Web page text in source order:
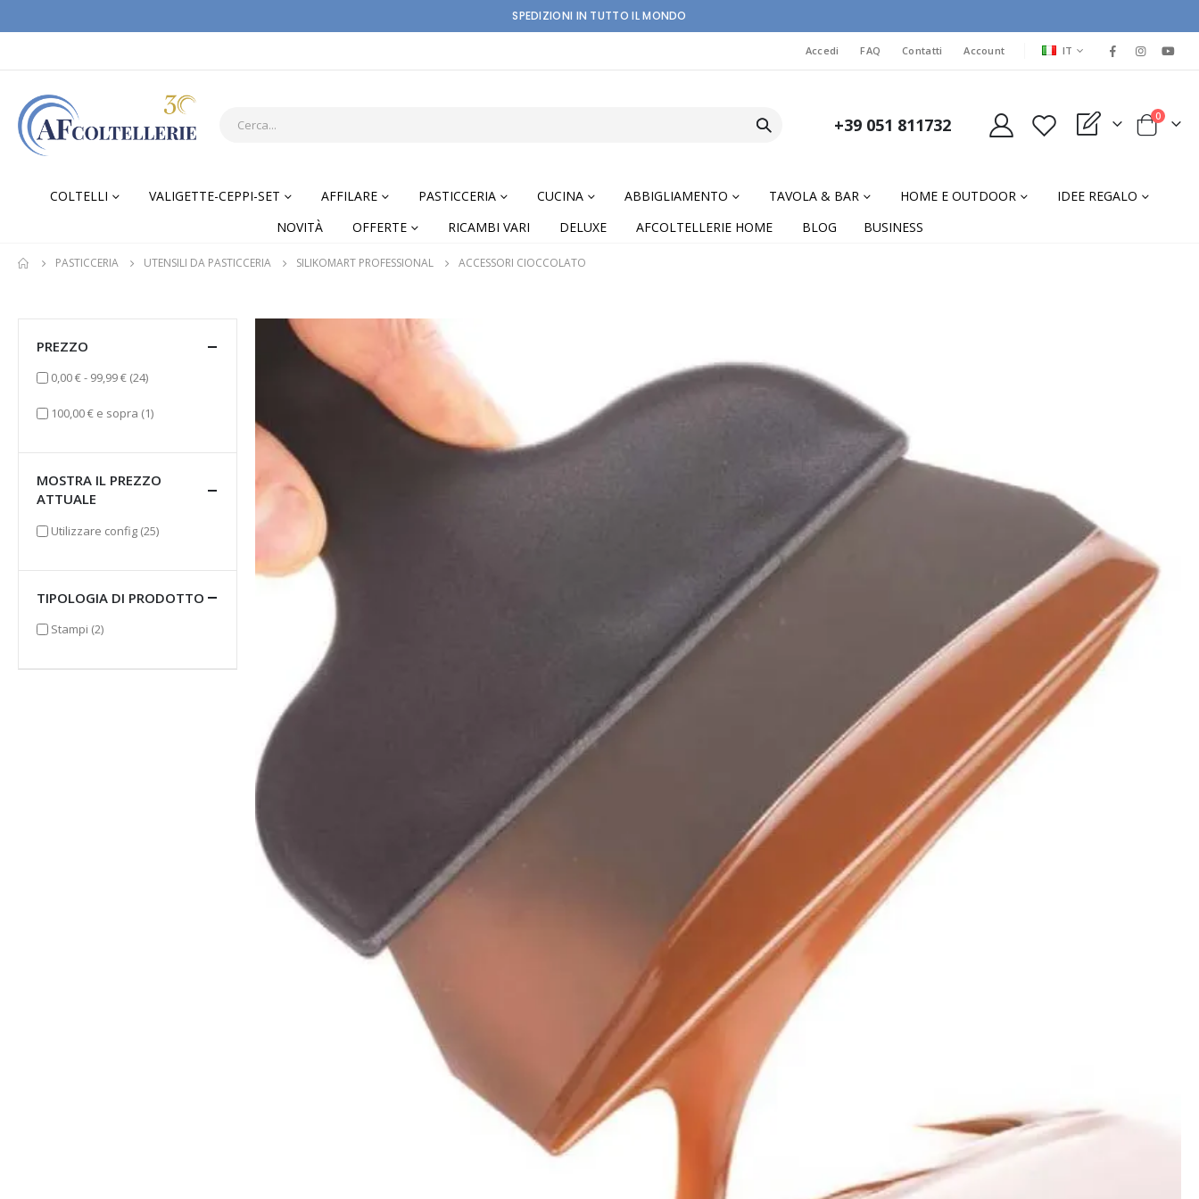
SPEDIZIONI IN TUTTO IL MONDO
Accedi FAQ Contatti Account LINGUA
IT
+39 051 811732 My Quote Cart
0elementi
COLTELLI VALIGETTE-CEPPI-SET AFFILARE PASTICCERIA CUCINA ABBIGLIAMENTO TAVOLA & BAR HOME E OUTDOOR
IDEE REGALO
NOVITÀ
OFFERTE RICAMBI VARI DELUXE AFCOLTELLERIE HOME BLOG BUSINESS
PASTICCERIA UTENSILI DA PASTICCERIA SILIKOMART PROFESSIONAL ACCESSORI CIOCCOLATO
PREZZO
0,00 €- 99,99 € (24)elementi
100,00 € e sopra (1)elemento
MOSTRA IL PREZZO
ATTUALE
Utilizzare config (25)elementi
TIPOLOGIA DI PRODOTTO
Stampi (2)elementi